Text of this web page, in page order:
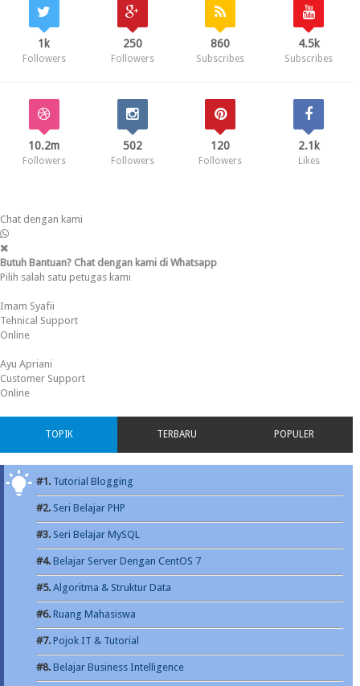
1k
Followers
250
Followers
860
Subscribes
4.5k
Subscribes
10.2m
Followers
502
Followers
120
Followers
2.1k
Likes
Chat dengan kami
Butuh Bantuan? Chat dengan kami di Whatsapp
Pilih salah satu petugas kami
Imam Syafii
Tehnical Support
Online
Ayu Apriani
Customer Support
Online
TOPIK TERBARU POPULER
#1. Tutorial Blogging
#2. Seri Belajar PHP
#3. Seri Belajar MySQL
#4. Belajar Server Dengan CentOS 7
#5. Algoritma & Struktur Data
#6. Ruang Mahasiswa
#7. Pojok IT & Tutorial
#8. Belajar Business Intelligence